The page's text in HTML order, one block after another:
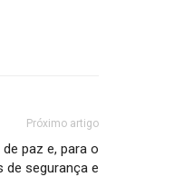
Próximo artigo
paz e, para o
de segurança e